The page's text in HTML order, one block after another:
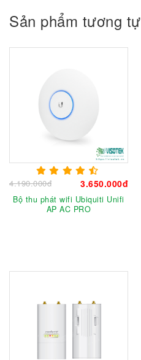
Sản phẩm tương tự
4.190.000đ 3.650.000đ
Bộ thu phát wifi Ubiquiti Unifi
AP AC PRO